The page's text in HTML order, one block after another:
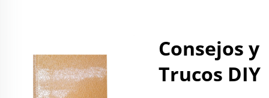
Consejos y
Trucos DIY